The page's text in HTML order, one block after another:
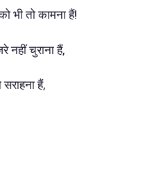
भी तो कामना हैं!
चुराना हैं,
हैं,